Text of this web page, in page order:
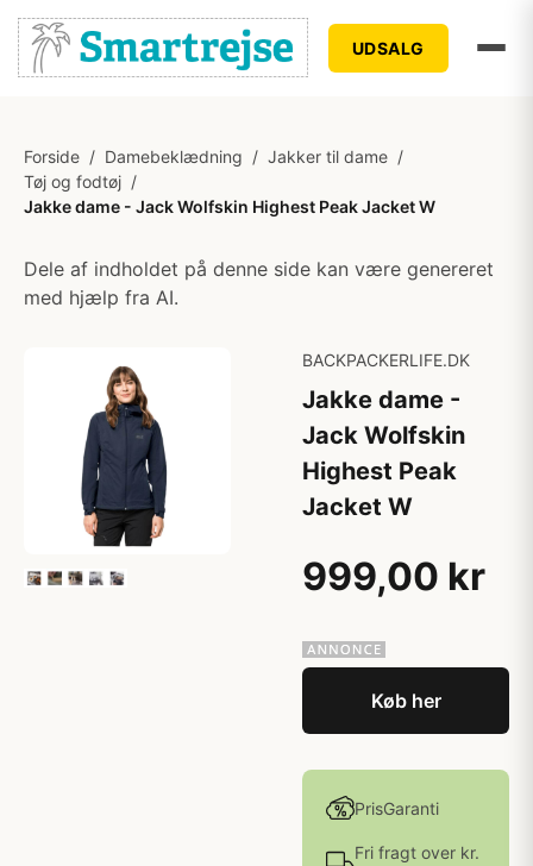
UDSALG
Forside / Damebeklædning / Jakker til dame /
Tøj og fodtøj /
Jakke dame - Jack Wolfskin Highest Peak Jacket W
Dele af indholdet på denne side kan være genereret
med hjælp fra AI.
BACKPACKERLIFE.DK
Jakke dame -
Jack Wolfskin
Highest Peak
Jacket W
999,00 kr
Køb her
PrisGaranti
Fri fragt over kr.